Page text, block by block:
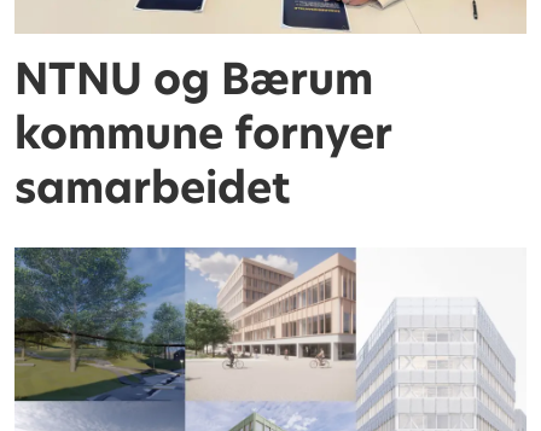
NTNU og Bærum
kommune fornyer
samarbeidet